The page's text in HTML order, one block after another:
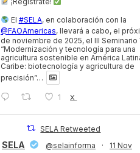
El #SELA, en colaboración con la
@FAOAmericas, llevará a cabo, el
de noviembre de 2025, el III Seminario
“Modernización y tecnología para una
agricultura sostenible en América
Caribe: biotecnología y agricultura de
precisión”…
1 X
SELA Retweeted
SELA @selainforma ·
11 Nov